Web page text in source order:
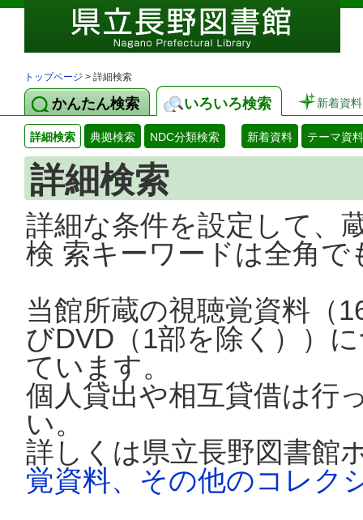
トップページ > 詳細検索
かんたん検索 いろいろ検索 新着資料
詳細検索 典拠検索 NDC分類検索 新着資料 テーマ資料
詳細検索
詳細な条件を設定して、
検 索キーワードは全角
当館所蔵の視聴覚資料（
びDVD（1部を除く））
ています。
個人貸出や相互貸借は行
い。
詳しくは県立長野図書館
覚資料、その他のコレク